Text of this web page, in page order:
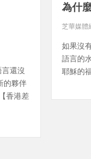
還沒
的夥伴
香港差
為什
芝華媒體
如果沒
語言的
耶穌的